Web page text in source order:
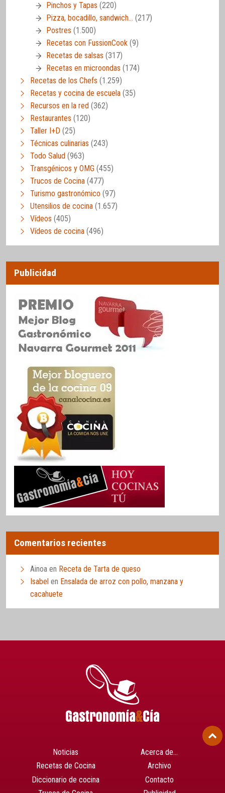
Pinchos y Tapas (220)
Pizza, bocadillo, sandwich… (217)
Postres (1.500)
Recetas con FussionCook (9)
Recetas de salsas (317)
Recetas en microondas (174)
Recetas de los Chefs (1.259)
Recetas y cocina de escuela (35)
Recursos en la red (362)
Restaurantes (120)
Taller I+D (25)
Técnicas culinarias (243)
Todo Salud (963)
Transgénicos y OMG (455)
Trucos de Cocina (477)
Turismo gastronómico (97)
Utensilios de cocina (1.657)
Vídeos (405)
Vídeos de cocina (496)
Publicidad
Comentarios recientes
Ainoa en Receta de Tarta de queso
Isabel en Ensalada de arroz con pollo, manzana y
cacahuete
Noticias
Recetas de Cocina
Diccionario de cocina
Acerca de…
Archivo
Contacto